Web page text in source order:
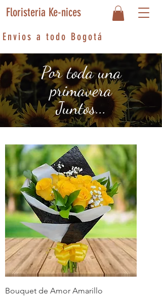
Floristeria Ke-nices
Envios a todo Bogotá
Por toda una
primavera
Juntos...
Bouquet de Amor Amarillo